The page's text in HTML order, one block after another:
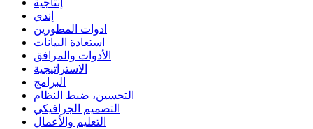
إنتاجية
إندي
ادوات المطورين
استعادة البيانات
الأدوات والمرافق
الاستراتيجية
البرامج
التحسين، ضبط النظام
التصميم الجرافيكي
التعليم والأعمال